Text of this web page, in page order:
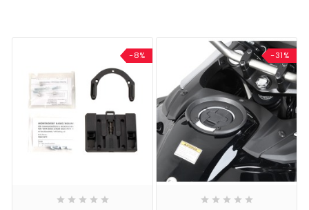
-8%
    
-31%
    